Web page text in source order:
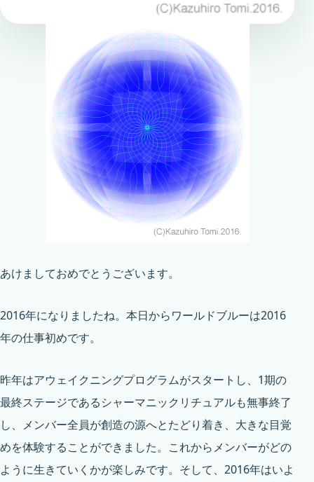
あけましておめでとうございます。
2016年になりましたね。本日からワールドブルーは2016
年の仕事初めです。
昨年はアウェイクニングプログラムがスタートし、1期の
最終ステージであるシャーマニックリチュアルも無事終了
し、メンバー全員が創造の源へとたどり着き、大きな目覚
めを体験することができました。これからメンバーがどの
ように生きていくかが楽しみです。そして、2016年はいよ